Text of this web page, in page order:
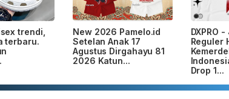
trendi,
terbaru.
New 2026 Pamelo.id
Setelan Anak 17
Agustus Dirgahayu 81
2026 Katun...
DXPRO
Reguler
Drop 1...